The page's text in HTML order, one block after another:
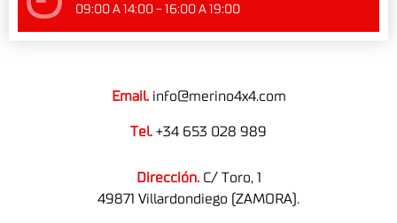
09:00 A 14:00 - 16:00 A 19:00
Email. info@merino4x4.com
Tel. +34 653 028 989
Dirección.C/ Toro, 1
49871 Villardondiego (ZAMORA).